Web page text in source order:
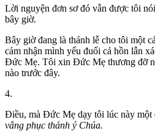
Lời nguyện đơn sơ đó vẫn được tôi
bây giờ.
Bây giờ đang là thánh lễ cho tôi một
cảm nhận mình yếu đuối cả hồn lẫn
Đức Mẹ. Tôi xin Đức Mẹ thương đỡ
nào trước đây.
4.
Điều, mà Đức Mẹ dạy tôi lúc này một
vâng phục thánh ý Chúa.